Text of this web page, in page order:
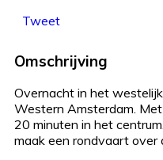
Tweet
Omschrijving
Overnacht in het
Western Amsterdam.
20 minuten in het
maak een rondvaart over